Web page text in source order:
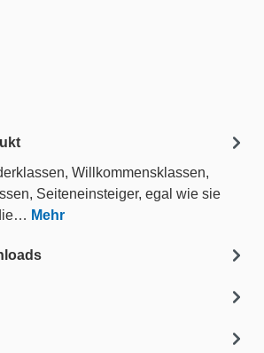
Willkommensklassen,
Seiteneinsteiger, egal wie sie
Mehr